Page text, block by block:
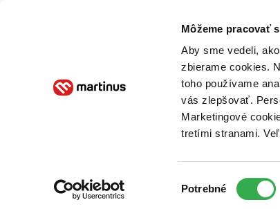
Môžeme pracovať
Aby sme vedeli,
zbierame cookies.
toho používame
vás zlepšovať.
Marketingové
tretími stranami.
súhlasu
Potrebné
Poukážky